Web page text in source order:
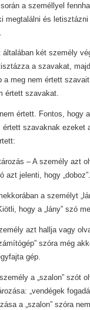
a személlyel
megtalálni és
két személy
a szavakat,
a meg nem értett
értett szavakat.
értett. Fontos, hogy
szavaknak ezeket
– A személy azt
azt jelenti, hogy
a személyt
hogy a „lány” szó
azt hallja vagy
szóra még
gép.
a „szalon” szót
„vendégek
a „szalon” szóra